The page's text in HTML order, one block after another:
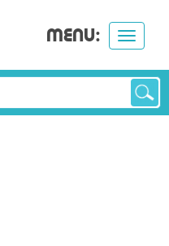
Toggle
MENU: